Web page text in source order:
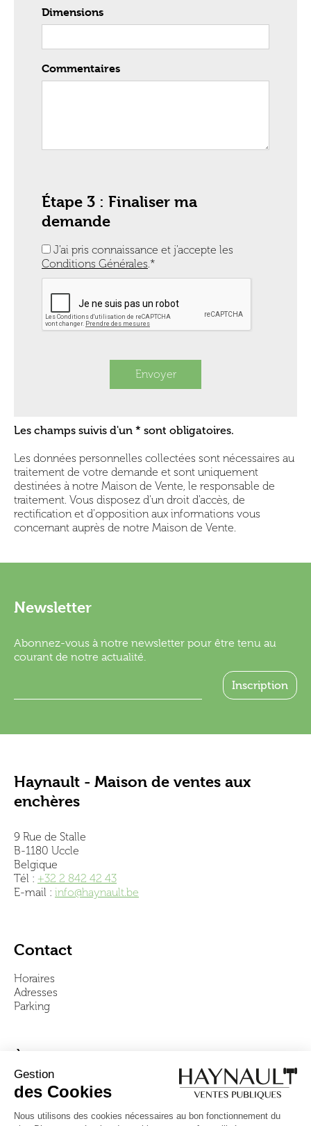
Dimensions
Commentaires
Étape 3 : Finaliser ma
demande
J'ai pris connaissance et j'accepte les
Conditions Générales.*
Envoyer
Les champs suivis d'un * sont obligatoires.
Les données personnelles collectées sont nécessaires au
traitement de votre demande et sont uniquement
destinées à notre Maison de Vente, le responsable de
traitement. Vous disposez d'un droit d'accès, de
rectification et d'opposition aux informations vous
concernant auprès de notre Maison de Vente.
Newsletter
Abonnez-vous à notre newsletter pour être tenu au
courant de notre actualité.
Haynault - Maison de ventes aux
enchères
9 Rue de Stalle
B-1180 Uccle
Belgique
Tél : +32 2 842 42 43
E-mail : info@haynault.be
Contact
Horaires
Adresses
Parking
À propos
Notre équipe
Vidéos
Questions fréquentes